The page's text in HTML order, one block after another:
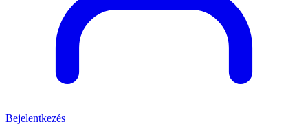
Bejelentkezés